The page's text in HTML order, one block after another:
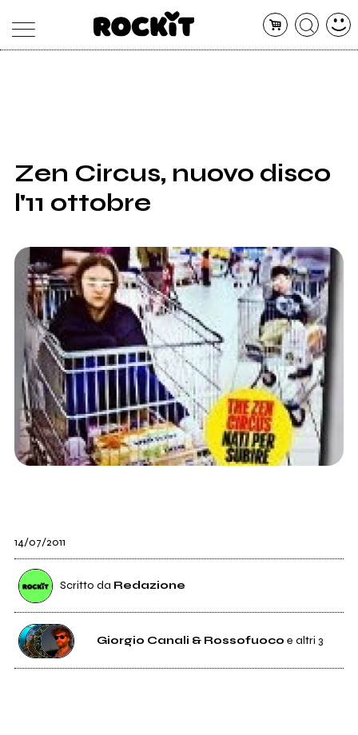
SHOP
RADIO
Zen Circus, nuovo disco
l'11 ottobre
14/07/2011
Scritto da Redazione
Giorgio Canali & Rossofuoco e altri 3